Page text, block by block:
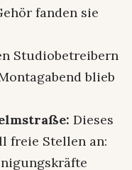
fanden sie
Studiobetreibern
blieb
Dieses
freie Stellen an: